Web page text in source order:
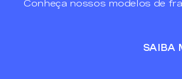
Conheça nossos modelos de
SAIBA